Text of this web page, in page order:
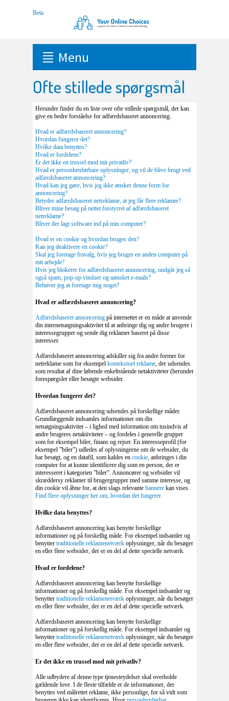
Menu
Ofte stillede spørgsmål
Herunder finder du en liste over ofte stillede spørgsmål, der kan
give en bedre forståelse for adfærdsbaseret annoncering.
Hvad er adfærdsbaseret annoncering?
Hvordan fungerer det?
Hvilke data benyttes?
Hvad er fordelene?
Er det ikke en trussel mod mit privatliv?
Hvad er personhenførbare oplysninger, og vil de blive brugt ved
adfærdsbaseret annoncering?
Hvad kan jeg gøre, hvis jeg ikke ønsker denne form for
annoncering?
Betyder adfærdsbaseret netreklame, at jeg får flere reklamer?
Bliver mine besøg på nettet forstyrret af adfærdsbaseret
netreklame?
Bliver der lagt software ind på min computer?
Hvad er en cookie og hvordan bruges den?
Kan jeg deaktivere en cookie?
Skal jeg foretage fravalg, hvis jeg bruger en anden computer på
mit arbejde?
Hvis jeg blokerer for adfærdsbaseret annoncering, undgår jeg så
også spam, pop-up vinduer og uønsket e-mails?
Behøver jeg at foretage mig noget?
Hvad er adfærdsbaseret annoncering?
Adfærdsbaseret annoncering på internettet er en måde at anvende
din internetsøgningsaktivitet til at anbringe dig og andre brugere i
interessegrupper og sende dig reklamer baseret på disse
interesser.
Adfærdsbaseret annoncering adskiller sig fra andre former for
netreklame som for eksempel kontekstuel reklame, der udsendes
som resultat af dine løbende enkeltstående netaktiviteter (herunder
forespørgsler eller besøgte websider.
Hvordan fungerer det?
Adfærdsbaseret annoncering udsendes på forskellige måder.
Grundlæggende indsamles informationer om din
netsøgningsaktivitet – i lighed med information om tusindvis af
andre brugeres netaktiviteter – og fordeles i generelle grupper
som for eksempel biler, finans og rejser. En interesseprofil (for
eksempel ”biler”) udledes af oplysningerne om de websider, du
har besøgt, og en datafil, som kaldes en cookie, anbringes i din
computer for at kunne identificere dig som en person, der er
interesseret i kategorien ”biler”. Annoncører og websider vil
skræddersy reklamer til brugergrupper med samme interesse, og
din cookie vil åbne for, at den slags relevante bannere kan vises.
Find flere oplysninger her om, hvordan det fungerer.
Hvilke data benyttes?
Adfærdsbaseret annoncering kan benytte forskellige
informationer og på forskellig måde. For eksempel indsamler og
benytter traditionelle reklamenetværk oplysninger, når du besøger
en eller flere websider, der er en del af dette specielle netværk.
Hvad er fordelene?
Adfærdsbaseret annoncering kan benytte forskellige
informationer og på forskellig måde. For eksempel indsamler og
benytter traditionelle reklamenetværk oplysninger, når du besøger
en eller flere websider, der er en del af dette specielle netværk.
Adfærdsbaseret annoncering kan benytte forskellige
informationer og på forskellig måde. For eksempel indsamler og
benytter traditionelle reklamenetværk oplysninger, når du besøger
en eller flere websider, der er en del af dette specielle netværk.
Er det ikke en trussel mod mit privatliv?
Alle udbydere af denne type tjenesteydelser skal overholde
gældende love. I de fleste tilfælde er de informationer, der
benyttes ved målrettet reklame, ikke personlige, for så vidt som